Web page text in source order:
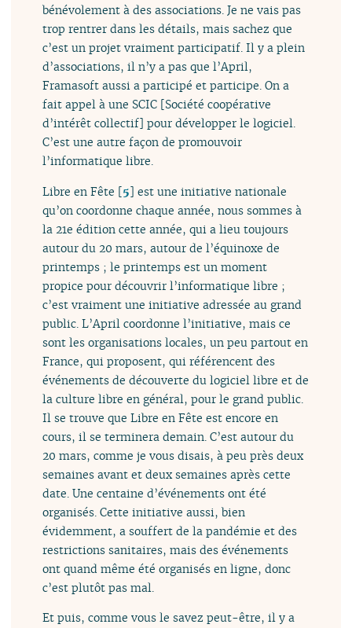
bénévolement à des associations. Je ne vais pas
trop rentrer dans les détails, mais sachez que
c’est un projet vraiment participatif. Il y a plein
d’associations, il n’y a pas que l’April,
Framasoft aussi a participé et participe. On a
fait appel à une SCIC [Société coopérative
d’intérêt collectif] pour développer le logiciel.
C’est une autre façon de promouvoir
l’informatique libre.
Libre en Fête [5] est une initiative nationale
qu’on coordonne chaque année, nous sommes à
la 21e édition cette année, qui a lieu toujours
autour du 20 mars, autour de l’équinoxe de
printemps ; le printemps est un moment
propice pour découvrir l’informatique libre ;
c’est vraiment une initiative adressée au grand
public. L’April coordonne l’initiative, mais ce
sont les organisations locales, un peu partout en
France, qui proposent, qui référencent des
événements de découverte du logiciel libre et de
la culture libre en général, pour le grand public.
Il se trouve que Libre en Fête est encore en
cours, il se terminera demain. C’est autour du
20 mars, comme je vous disais, à peu près deux
semaines avant et deux semaines après cette
date. Une centaine d’événements ont été
organisés. Cette initiative aussi, bien
évidemment, a souffert de la pandémie et des
restrictions sanitaires, mais des événements
ont quand même été organisés en ligne, donc
c’est plutôt pas mal.
Et puis, comme vous le savez peut-être, il y a